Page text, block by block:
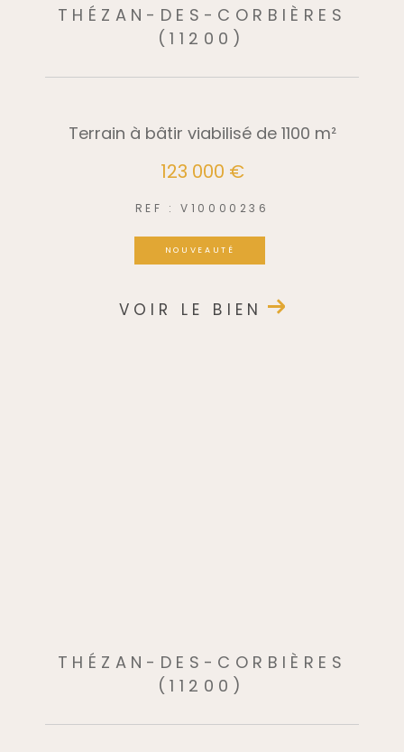
THÉZAN-DES-CORBIÈRES
(11200)
Terrain à bâtir viabilisé de 1100 m²
123 000 €
REF : V10000236
NOUVEAUTÉ
VOIR LE BIEN
THÉZAN-DES-CORBIÈRES
(11200)